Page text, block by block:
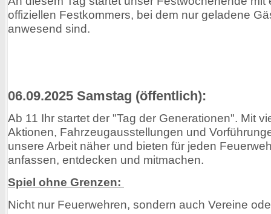
offiziellen Festkommers, bei dem nur geladene
anwesend sind.
06.09.2025 Samstag (öffentlich):
Ab 11 Ihr startet der "Tag der Generationen". Mit
Aktionen, Fahrzeugausstellungen und
unsere Arbeit näher und bieten für jeden
anfassen, entdecken und mitmachen.
Spiel ohne Grenzen:
Nicht nur Feuerwehren, sondern auch Vereine